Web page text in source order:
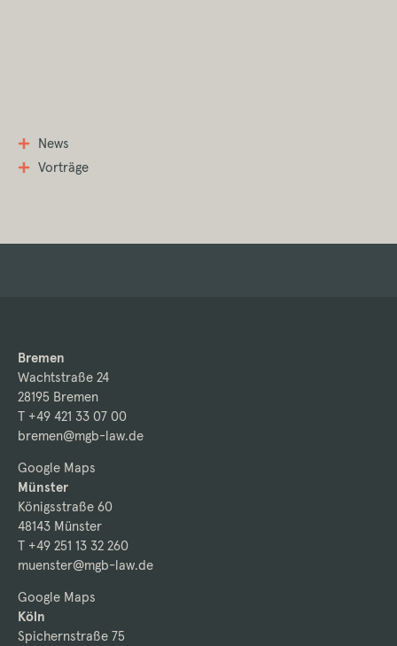
News
Vorträge
Bremen
Wachtstraße 24
28195 Bremen
T +49 421 33 07 00
bremen@mgb-law.de
Google Maps
Münster
Königsstraße 60
48143 Münster
T +49 251 13 32 260
muenster@mgb-law.de
Google Maps
Köln
Spichernstraße 75